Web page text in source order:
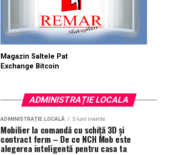
Magazin Saltele Pat
Exchange Bitcoin
ADMINISTRAȚIE LOCALA
ADMINISTRAȚIE LOCALĂ 5 luni inainte
Mobilier la comandă cu schiță 3D și
contract ferm – De ce NCH Mob este
alegerea inteligentă pentru casa ta